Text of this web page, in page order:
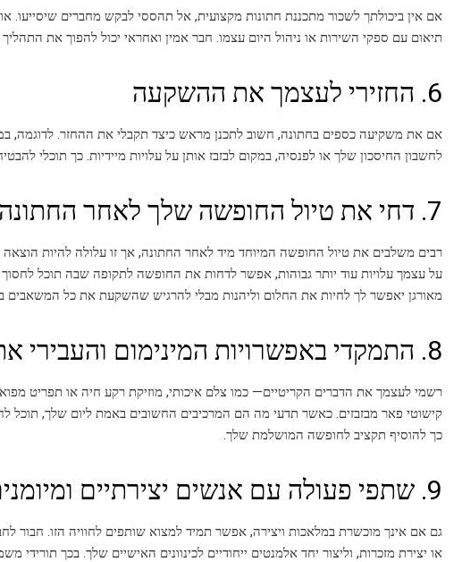
אם אין ביכולתך לשכור מתכננת חתונות מקצועית, אל תהססי לבקש מחברים שיסייעו.
תיאום עם ספקי השירות או ניהול היום עצמו. חבר אמין ואחראי יכול להפוך את התהליך
6. החזירי לעצמך את ההשקעה
אם את משקיעה כספים בחתונה, חשוב לתכנן מראש כיצד תקבלי את ההחזר. לדוגמה,
לחשבון החיסכון שלך או לפנסיה, במקום לבזבז אותן על עלויות מיידיות. כך תוכלי
7. דחי את טיול החופשה שלך לאחר החתונה
רבים משלבים את טיול החופשה המיוחד מיד לאחר החתונה, אך זו עלולה להיות
על עצמך עלויות עוד יותר גבוהות, אפשר לדחות את החופשה לתקופה שבה תוכל
מאורגן יאפשר לך לחיות את החלום וליהנות מבלי להרגיש שהשקעת את כל המשאבים
8. התמקדי באפשרויות המינימום והעבירי את ההפרש לחופשה
רשמי לעצמך את הדברים הקריטיים— כמו צלם איכותי, מוזיקת רקע חיה או תפריט
קישוטי פאר מבזבזים. כאשר תדעי מה הם המרכיבים החשובים באמת ליום שלך, תוכל
כך להוסיף תקציב לחופשה המושלמת שלך.
9. שתפי פעולה עם אנשים יצירתיים ומיומנים ב-DIY
גם אם אינך מוכשרת במלאכות ויצירה, אפשר תמיד למצוא שותפים לחוויה הזו. חבור
או יצירת מזכרות, וליצור יחד אלמנטים ייחודיים לכינוונים האישיים שלך. בכך